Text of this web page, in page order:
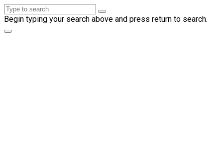
Begin typing your search above and press return to search.